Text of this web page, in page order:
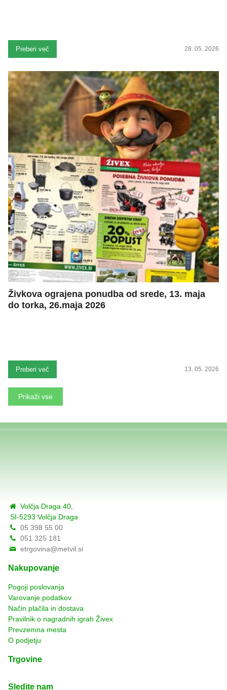
Preberi več 28. 05. 2026
Živkova ograjena ponudba od srede, 13. maja
do torka, 26.maja 2026
Preberi več 13. 05. 2026
Prikaži vse
Volčja Draga 40,
SI-5293 Volčja Draga
05 398 55 00
051 325 181
etrgovina@metvil.si
Nakupovanje
Pogoji poslovanja
Varovanje podatkov
Način plačila in dostava
Pravilnik o nagradnih igrah Živex
Prevzemna mesta
O podjetju
Trgovine
Sledite nam